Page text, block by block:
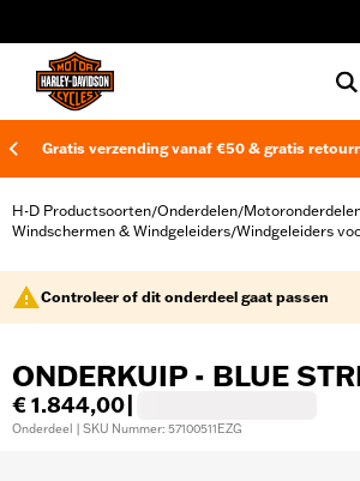
Gratis verzending vanaf €50 & gratis
H-D Productsoorten/Onderdelen/
Windschermen & Windgeleiders/Windgeleiders
Controleer of dit onderdeel gaat passen
ONDERKUIP - BLUE
€ 1.844,00
Onderdeel | SKU Nummer: 57100511EZG